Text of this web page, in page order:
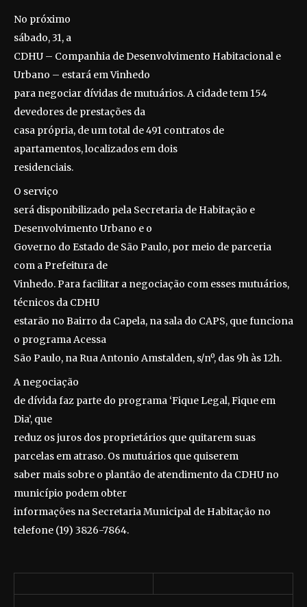
No próximo
sábado, 31, a
CDHU – Companhia de Desenvolvimento Habitacional e
Urbano – estará em Vinhedo
para negociar dívidas de mutuários. A cidade tem 154
devedores de prestações da
casa própria, de um total de 491 contratos de
apartamentos, localizados em dois
residenciais.
O serviço
será disponibilizado pela Secretaria de Habitação e
Desenvolvimento Urbano e o
Governo do Estado de São Paulo, por meio de parceria
com a Prefeitura de
Vinhedo. Para facilitar a negociação com esses mutuários,
técnicos da CDHU
estarão no Bairro da Capela, na sala do CAPS, que funciona
o programa Acessa
São Paulo, na Rua Antonio Amstalden, s/nº, das 9h às 12h.
A negociação
de dívida faz parte do programa ‘Fique Legal, Fique em
Dia’, que
reduz os juros dos proprietários que quitarem suas
parcelas em atraso. Os mutuários que quiserem
saber mais sobre o plantão de atendimento da CDHU no
município podem obter
informações na Secretaria Municipal de Habitação no
telefone (19) 3826-7864.